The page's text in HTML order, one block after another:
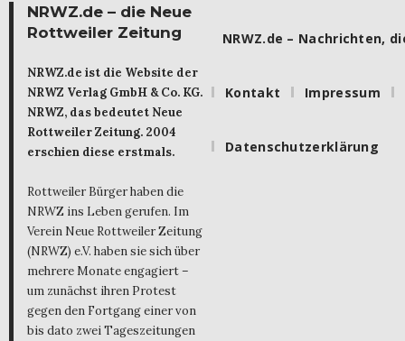
NRWZ.de – die Neue
Rottweiler Zeitung
NRWZ.de ist die Website der
NRWZ Verlag GmbH & Co. KG.
NRWZ, das bedeutet Neue
Rottweiler Zeitung. 2004
erschien diese erstmals.
Rottweiler Bürger haben die
NRWZ ins Leben gerufen. Im
Verein Neue Rottweiler Zeitung
(NRWZ) e.V. haben sie sich über
mehrere Monate engagiert –
um zunächst ihren Protest
gegen den Fortgang einer von
bis dato zwei Tageszeitungen
NRWZ.de – Nachrichten,
Kontakt Impressum
Datenschutzerklärung